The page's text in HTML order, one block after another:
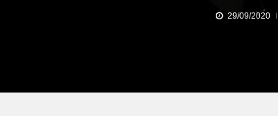
29/09/2020